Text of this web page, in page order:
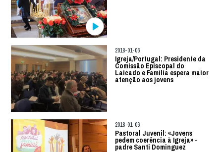
2018-01-06
Igreja/Portugal: Presidente da
Comissão Episcopal do
Laicado e Família espera maior
atenção aos jovens
2018-01-06
Pastoral Juvenil: «Jovens
pedem coerência à Igreja» -
padre Santi Dominguez